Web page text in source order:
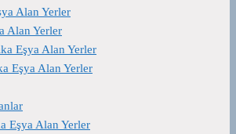
Alan Yerler
Alan Yerler
Eşya Alan Yerler
Eşya Alan Yerler
Eşya Alan Yerler